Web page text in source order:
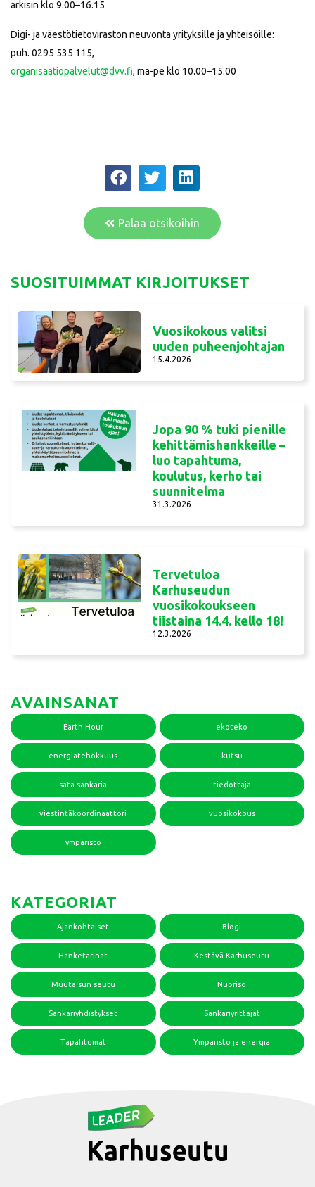
arkisin klo 9.00–16.15
Digi- ja väestötietoviraston neuvonta yrityksille ja yhteisöille:
puh. 0295 535 115,
organisaatiopalvelut@dvv.fi, ma-pe klo 10.00–15.00
Palaa otsikoihin
SUOSITUIMMAT KIRJOITUKSET
Vuosikokous valitsi
uuden puheenjohtajan
15.4.2026
Jopa 90 % tuki pienille
kehittämishankkeille –
luo tapahtuma,
koulutus, kerho tai
suunnitelma
31.3.2026
Tervetuloa
Karhuseudun
vuosikokoukseen
tiistaina 14.4. kello 18!
12.3.2026
AVAINSANAT
Earth Hour ekoteko
energiatehokkuus kutsu
sata sankaria tiedottaja
viestintäkoordinaattori vuosikokous
ympäristö
KATEGORIAT
Ajankohtaiset Blogi
Hanketarinat Kestävä Karhuseutu
Muuta sun seutu Nuoriso
Sankariyhdistykset Sankariyrittäjät
Tapahtumat Ympäristö ja energia